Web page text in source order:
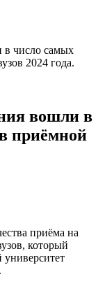
в число самых
2024 года.
вошли в
приёмной
приёма на
который